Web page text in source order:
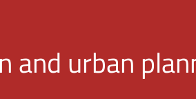
and urban